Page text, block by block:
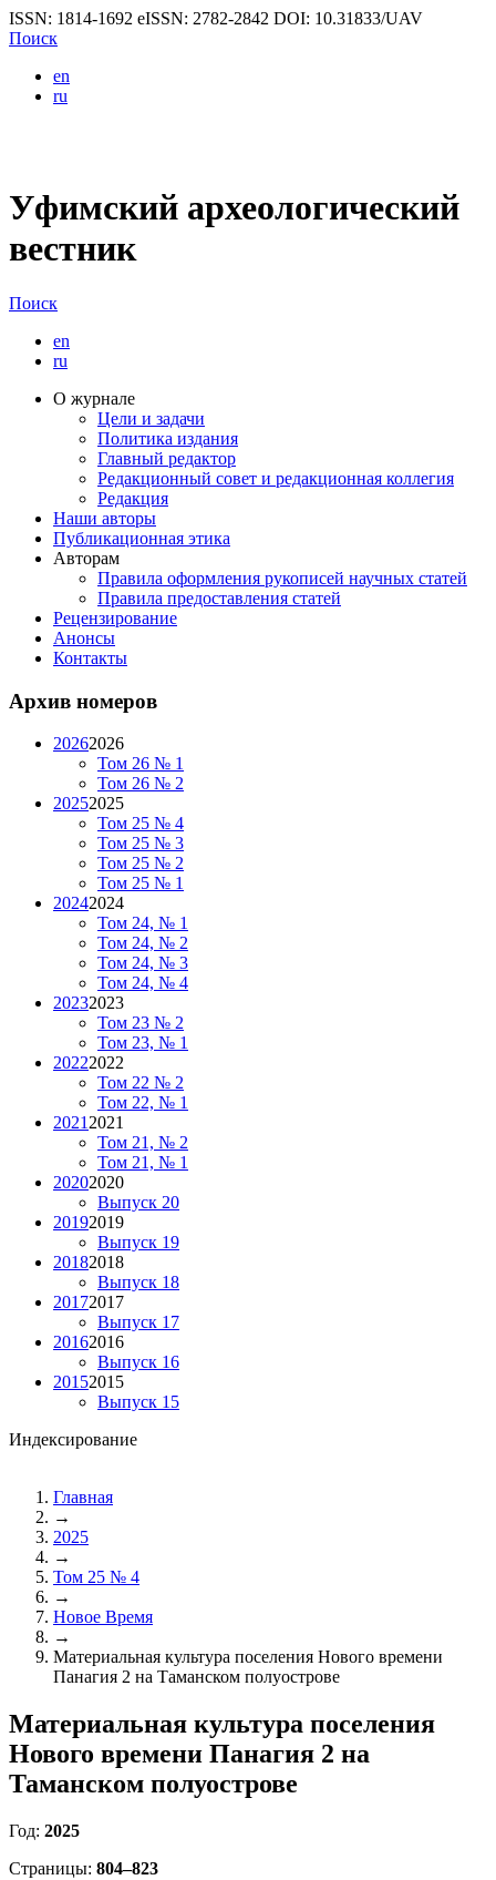
ISSN: 1814-1692 eISSN: 2782-2842 DOI: 10.31833/UAV
Поиск
en
ru
Уфимский археологический
вестник
Поиск
en
ru
О журнале
Цели и задачи
Политика издания
Главный редактор
Редакционный совет и редакционная коллегия
Редакция
Наши авторы
Публикационная этика
Авторам
Правила оформления рукописей научных статей
Правила предоставления статей
Рецензирование
Анонсы
Контакты
Архив номеров
20262026
Том 26 № 1
Том 26 № 2
20252025
Том 25 № 4
Том 25 № 3
Том 25 № 2
Том 25 № 1
20242024
Том 24, № 1
Том 24, № 2
Том 24, № 3
Том 24, № 4
20232023
Том 23 № 2
Том 23, № 1
20222022
Том 22 № 2
Том 22, № 1
2021 2021
Том 21, № 2
Том 21, № 1
20202020
Выпуск 20
20192019
Выпуск 19
20182018
Выпуск 18
20172017
Выпуск 17
20162016
Выпуск 16
20152015
Выпуск 15
Индексирование
Главная
→
2025
→
Том 25 № 4
→
Новое Время
→
Материальная культура поселения Нового времени
Панагия 2 на Таманском полуострове
Материальная культура поселения
Нового времени Панагия 2 на
Таманском полуострове
Год: 2025
Страницы: 804–823